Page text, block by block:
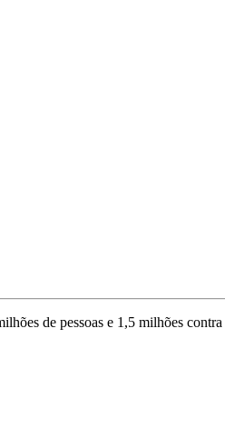
de pessoas e 1,5 milhões